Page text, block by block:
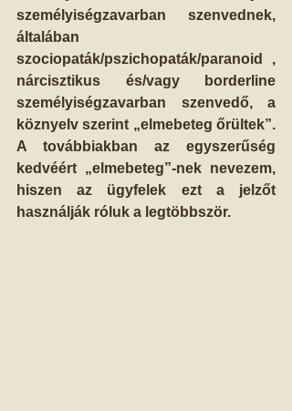
személyiségzavarban szenvednek,
általában
szociopaták/pszichopaták/paranoid ,
nárcisztikus és/vagy borderline
személyiségzavarban szenvedő, a
köznyelv szerint „elmebeteg őrültek”.
A továbbiakban az egyszerűség
kedvéért „elmebeteg”-nek nevezem,
hiszen az ügyfelek ezt a jelzőt
használják róluk a legtöbbször.